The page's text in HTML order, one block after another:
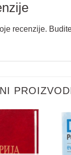
recenzije.